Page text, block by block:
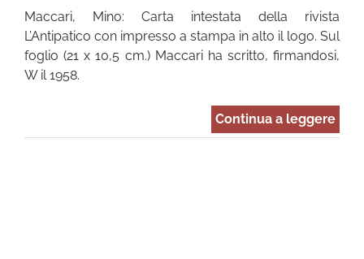
Maccari, Mino: Carta intestata della rivista
L’Antipatico con impresso a stampa in alto il logo. Sul
foglio (21 x 10,5 cm.) Maccari ha scritto, firmandosi,
W il 1958.
Continua a leggere